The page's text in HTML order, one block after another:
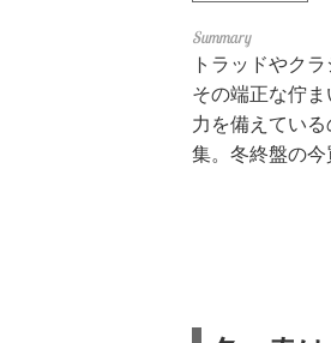
トラッドやク
その端正な佇
力を備えてい
集。冬終盤の今